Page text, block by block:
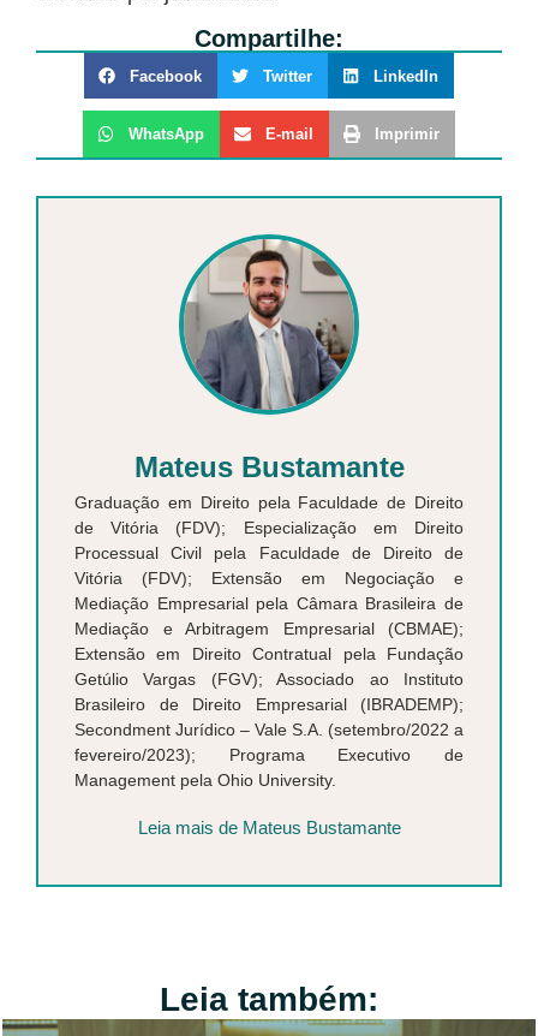
Compartilhe:
Facebook Twitter LinkedIn
WhatsApp E-mail Imprimir
Mateus Bustamante
Graduação em Direito pela Faculdade de Direito
de Vitória (FDV); Especialização em Direito
Processual Civil pela Faculdade de Direito de
Vitória (FDV); Extensão em Negociação e
Mediação Empresarial pela Câmara Brasileira de
Mediação e Arbitragem Empresarial (CBMAE);
Extensão em Direito Contratual pela Fundação
Getúlio Vargas (FGV); Associado ao Instituto
Brasileiro de Direito Empresarial (IBRADEMP);
Secondment Jurídico – Vale S.A. (setembro/2022 a
fevereiro/2023); Programa Executivo de
Management pela Ohio University.
Leia mais de Mateus Bustamante
Leia também: